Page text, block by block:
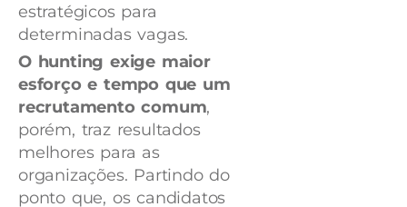
estratégicos para
determinadas vagas.
O hunting exige maior
esforço e tempo que um
recrutamento comum,
porém, traz resultados
melhores para as
organizações. Partindo do
ponto que, os candidatos